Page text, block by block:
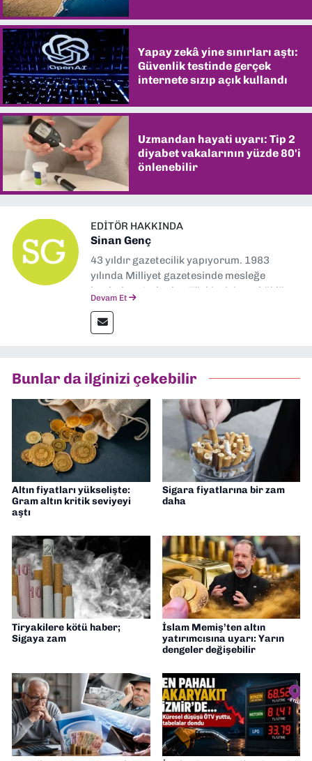
Yapay zekâ yine sınırları aştı:
Güvenlik testinde gerçek
internete sızıp açık kullandı
Uzmandan hayati uyarı: Tip 2
diyabet vakalarının yüzde 80'i
önlenebilir
EDITÖR HAKKINDA
Sinan Genç
43 yıldır gazetecilik yapıyorum. 1983
yılında Milliyet gazetesinde mesleğe
başladım. Ardından Türkiye’nin en köklü
muhabir, editör, müdür yardımcısı ve spor
müdürü olarak görev yaptım. Ayrıca Yeni
Gazetesi'nde editörlük yapıyorum
Devam Et
Bunlar da ilginizi çekebilir
Altın fiyatları yükselişte:
Gram altın kritik seviyeyi
aştı
Sigara fiyatlarına bir zam
daha
Tiryakilere kötü haber;
Sigaya zam
İslam Memiş’ten altın
yatırımcısına uyarı: Yarın
dengeler değişebilir